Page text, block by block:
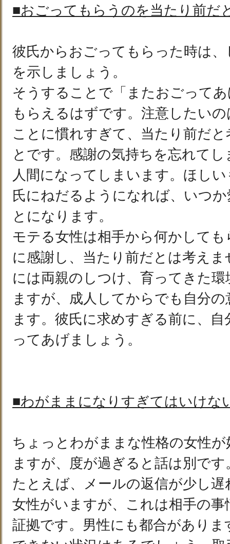
■おごってもらうのを当たり前だ
彼氏からおごってもらった時は
を示しましょう。
そうすることで「またおごって
もらえるはずです。注意したい
ことに慣れすぎて、当たり前だ
とです。感謝の気持ちを忘れて
人間になってしまいます。ほし
氏にねだるようになれば、いつ
とになります。
モテる女性は相手から何かして
に感謝し、当たり前だとは考え
には両親のしつけ、育ってきた
ますが、成人してからでも自分
ます。彼氏に求めすぎる前に、
ってあげましょう。
■わがままになりすぎてはいけな
ちょっとわがままな性格の女性
ますが、度が過ぎると話は別です
たとえば、メールの返信が少し
女性がいますが、これは相手の
証拠です。男性にも都合があり